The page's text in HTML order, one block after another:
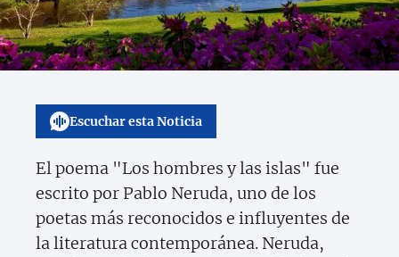
Escuchar esta Noticia
El poema "Los hombres y las islas" fue
escrito por Pablo Neruda, uno de los
poetas más reconocidos e influyentes de
la literatura contemporánea. Neruda,